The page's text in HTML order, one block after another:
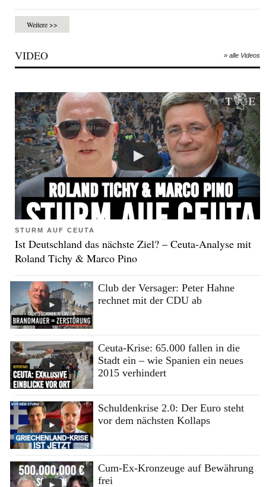
Weitere >>
VIDEO » alle Videos
STURM AUF CEUTA
Ist Deutschland das nächste Ziel? – Ceuta-Analyse mit
Roland Tichy & Marco Pino
Club der Versager: Peter Hahne
rechnet mit der CDU ab
Ceuta-Krise: 65.000 fallen in die
Stadt ein – wie Spanien ein neues
2015 verhindert
Schuldenkrise 2.0: Der Euro steht
vor dem nächsten Kollaps
Cum-Ex-Kronzeuge auf Bewährung
frei